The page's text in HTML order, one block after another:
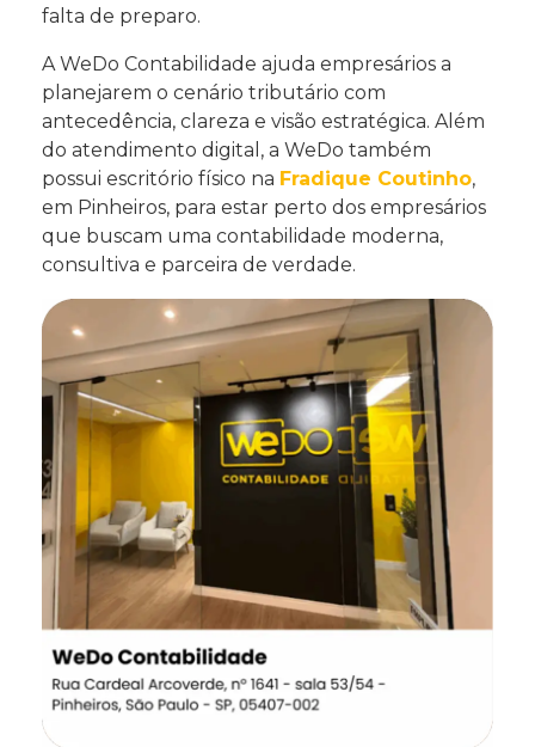
falta de preparo.
A WeDo Contabilidade ajuda empresários a
planejarem o cenário tributário com
antecedência, clareza e visão estratégica. Além
do atendimento digital, a WeDo também
possui escritório físico na Fradique Coutinho,
em Pinheiros, para estar perto dos empresários
que buscam uma contabilidade moderna,
consultiva e parceira de verdade.